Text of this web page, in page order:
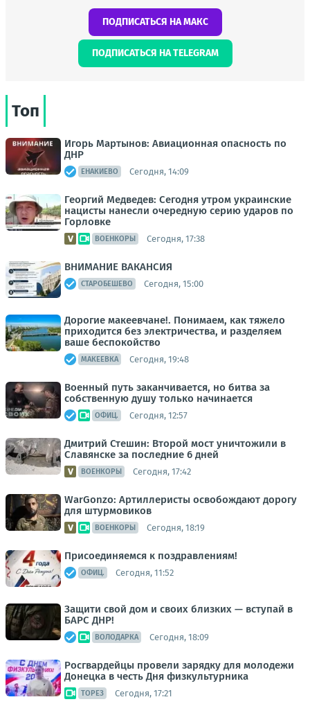
ПОДПИСАТЬСЯ НА МАКС
ПОДПИСАТЬСЯ НА TELEGRAM
Топ
Игорь Мартынов: Авиационная опасность по
ДНР
ЕНАКИЕВО Сегодня, 14:09
Георгий Медведев: Сегодня утром украинские
нацисты нанесли очередную серию ударов по
Горловке
ВОЕНКОРЫ Сегодня, 17:38
ВНИМАНИЕ ВАКАНСИЯ
СТАРОБЕШЕВО Сегодня, 15:00
Дорогие макеевчане!. Понимаем, как тяжело
приходится без электричества, и разделяем
ваше беспокойство
МАКЕЕВКА Сегодня, 19:48
Военный путь заканчивается, но битва за
собственную душу только начинается
ОФИЦ. Сегодня, 12:57
Дмитрий Стешин: Второй мост уничтожили в
Славянске за последние 6 дней
ВОЕНКОРЫ Сегодня, 17:42
WarGonzo: Артиллеристы освобождают дорогу
для штурмовиков
ВОЕНКОРЫ Сегодня, 18:19
Присоединяемся к поздравлениям!
ОФИЦ. Сегодня, 11:52
Защити свой дом и своих близких — вступай в
БАРС ДНР!
ВОЛОДАРКА Сегодня, 18:09
Росгвардейцы провели зарядку для молодежи
Донецка в честь Дня физкультурника
ТОРЕЗ Сегодня, 17:21